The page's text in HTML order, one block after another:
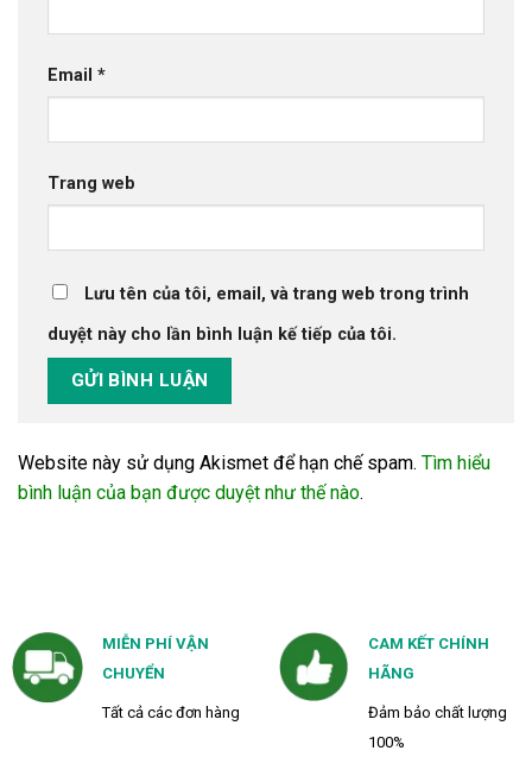
Email *
Trang web
Lưu tên của tôi, email, và trang web trong trình
duyệt này cho lần bình luận kế tiếp của tôi.
Website này sử dụng Akismet để hạn chế spam. Tìm hiểu
bình luận của bạn được duyệt như thế nào.
MIỄN PHÍ VẬN
CHUYỂN
Tất cả các đơn hàng
CAM KẾT CHÍNH
HÃNG
Đảm bảo chất lượng
100%